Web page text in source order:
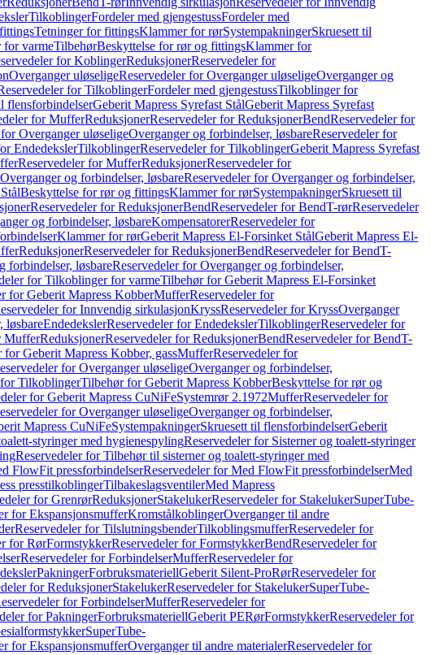
TilkoblingerFordeler med gjengestussFordeler med
Tetninger for fittingsKlammer for rørSystempakningerSkruesett til
varmeTilbehørBeskyttelse for rør og fittingsKlammer for
for KoblingerReduksjonerReservedeler for
Overganger uløseligeReservedeler for Overganger uløseligeOverganger og
for TilkoblingerFordeler med gjengestussTilkoblinger for
flensforbindelserGeberit Mapress Syrefast StålGeberit Mapress Syrefast
for MufferReduksjonerReservedeler for ReduksjonerBendReservedeler for
Overganger uløseligeOverganger og forbindelser, løsbareReservedeler for
EndedekslerTilkoblingerReservedeler for TilkoblingerGeberit Mapress Syrefast
Reservedeler for MufferReduksjonerReservedeler for
Overganger og forbindelser, løsbareReservedeler for Overganger og forbindelser,
Beskyttelse for rør og fittingsKlammer for rørSystempakningerSkruesett til
Reservedeler for ReduksjonerBendReservedeler for BendT-rørReservedeler
og forbindelser, løsbareKompensatorerReservedeler for
Klammer for rørGeberit Mapress El-Forsinket StålGeberit Mapress El-
ReduksjonerReservedeler for ReduksjonerBendReservedeler for BendT-
forbindelser, løsbareReservedeler for Overganger og forbindelser,
for Tilkoblinger for varmeTilbehør for Geberit Mapress El-Forsinket
for Geberit Mapress KobberMufferReservedeler for
for Innvendig sirkulasjonKryssReservedeler for KryssOverganger
løsbareEndedekslerReservedeler for EndedekslerTilkoblingerReservedeler for
MufferReduksjonerReservedeler for ReduksjonerBendReservedeler for BendT-
for Geberit Mapress Kobber, gassMufferReservedeler for
for Overganger uløseligeOverganger og forbindelser,
TilkoblingerTilbehør for Geberit Mapress KobberBeskyttelse for rør og
for Geberit Mapress CuNiFeSystemrør 2.1972MufferReservedeler for
for Overganger uløseligeOverganger og forbindelser,
Mapress CuNiFeSystempakningerSkruesett til flensforbindelserGeberit
styringer med hygienespylingReservedeler for Sisterner og toalett-styringer
Reservedeler for Tilbehør til sisterner og toalett-styringer med
FlowFit pressforbindelserReservedeler for Med FlowFit pressforbindelserMed
presstilkoblingerTilbakeslagsventilerMed Mapress
for GrenrørReduksjonerStakelukerReservedeler for StakelukerSuperTube-
for EkspansjonsmufferKromstålkoblingerOverganger til andre
Reservedeler for TilslutningsbenderTilkoblingsmufferReservedeler for
for RørFormstykkerReservedeler for FormstykkerBendReservedeler for
Reservedeler for ForbindelserMufferReservedeler for
PakningerForbruksmateriellGeberit Silent-ProRørReservedeler for
for ReduksjonerStakelukerReservedeler for StakelukerSuperTube-
for ForbindelserMufferReservedeler for
for PakningerForbruksmateriellGeberit PERørFormstykkerReservedeler for
SuperTube-
for EkspansjonsmufferOverganger til andre materialerReservedeler for